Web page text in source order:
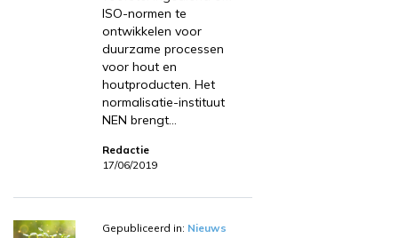
ISO-normen te
ontwikkelen voor
duurzame processen
voor hout en
houtproducten. Het
normalisatie-instituut
NEN brengt…
Redactie
17/06/2019
Gepubliceerd in: Nieuws